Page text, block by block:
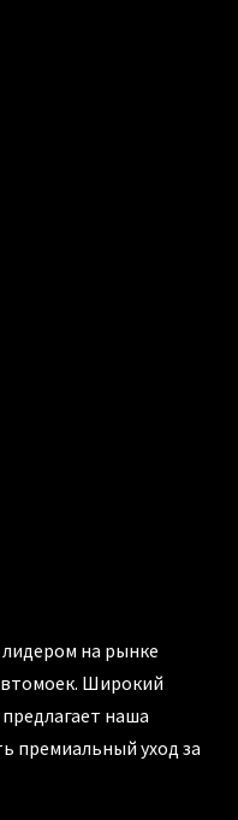
на рынке
Широкий
наша
премиальный уход за